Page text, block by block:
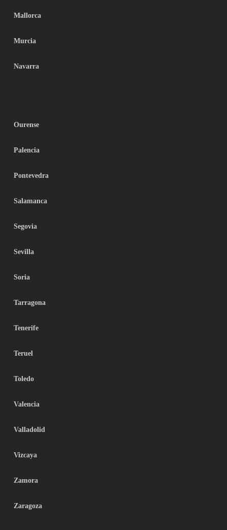
Mallorca
Murcia
Navarra
Ourense
Palencia
Pontevedra
Salamanca
Segovia
Sevilla
Soria
Tarragona
Tenerife
Teruel
Toledo
Valencia
Valladolid
Vizcaya
Zamora
Zaragoza